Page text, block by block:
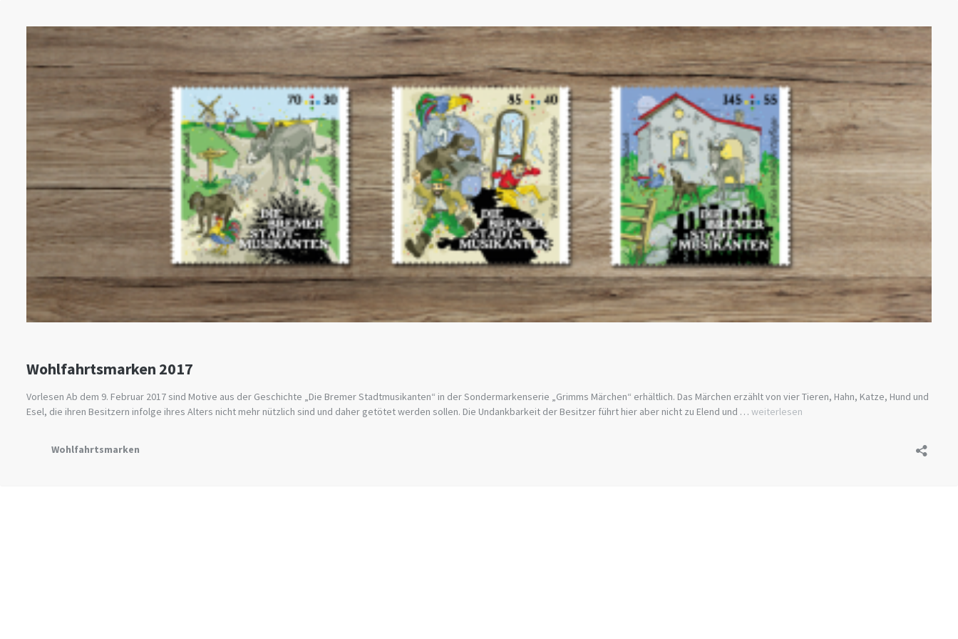
Wohlfahrtsmarken 2017
Vorlesen Ab dem 9. Februar 2017 sind Motive aus der Geschichte „Die Bremer Stadtmusikanten“ in der Sondermarkenserie „Grimms Märchen“ erhältlich. Das Märchen erzählt von vier Tieren, Hahn, Katze, Hund und
Esel, die ihren Besitzern infolge ihres Alters nicht mehr nützlich sind und daher getötet werden sollen. Die Undankbarkeit der Besitzer führt hier aber nicht zu Elend und … Wohlfahrtsmarken
weiterlesen
Wohlfahrtsmarken